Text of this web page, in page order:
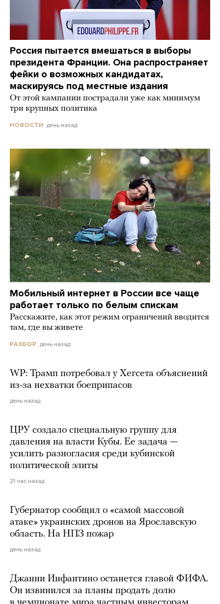
Россия пытается вмешаться в выборы
президента Франции. Она распространяет
фейки о возможных кандидатах,
маскируясь под местные издания
От этой кампании пострадали уже как минимум
три крупных политика
НОВОСТИ день назад
Мобильный интернет в России все чаще
работает только по белым спискам
Расскажите, как этот режим ограничений вводится
там, где вы живете
РАЗБОР день назад
WP: Трамп потребовал у Хегсета объяснений
из-за нехватки боеприпасов
день назад
ЦРУ создало специальную группу для
давления на власти Кубы. Ее задача —
усилить разногласия среди кубинской
политической элиты
21 час назад
Губернатор сообщил о «самой массовой
атаке» украинских дронов на Ярославскую
область. На НПЗ пожар
день назад
Джанни Инфантино останется главой ФИФА.
Он извинился за планы продать долю